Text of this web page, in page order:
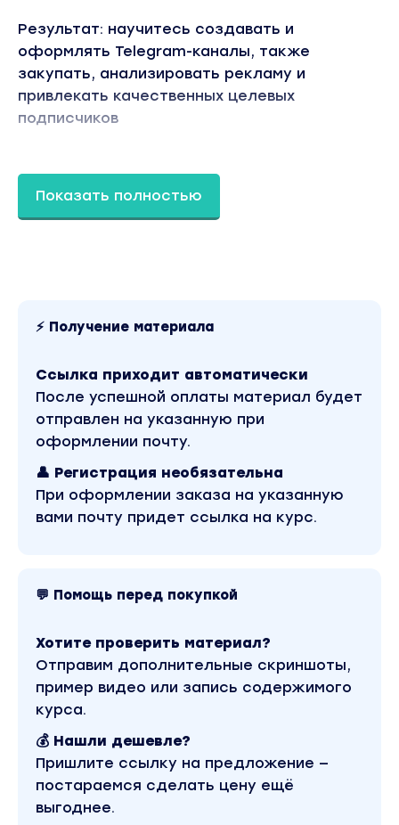
Результат: научитесь создавать и
оформлять Telegram-каналы, также
закупать, анализировать рекламу и
привлекать качественных целевых
подписчиков
Дополнительные материалы:
ВКонтакте
– документ по заполнению данных группы
ВКонтакте
– документ про форматы контента и как
постить
– документ по анализу статистики во
ВКонтакте
оформлять и работать во ВКонтакте и
закупать, анализировать рекламу
Модуль 3. Яндекс.Дзен
3.1 Возможности Яндекс.Дзена и как
работает платформа
3.2 Как сформировать идею канала и на что
опираться при выборе тематики
3.3 Виды контента и подготовка к ведению
канала
Показать полностью
⚡ Получение материала
Ссылка приходит автоматически
После успешной оплаты материал будет
отправлен на указанную при
оформлении почту.
👤 Регистрация необязательна
При оформлении заказа на указанную
вами почту придет ссылка на курс.
💬 Помощь перед покупкой
Хотите проверить материал?
Отправим дополнительные скриншоты,
пример видео или запись содержимого
курса.
💰 Нашли дешевле?
Пришлите ссылку на предложение —
постараемся сделать цену ещё
выгоднее.